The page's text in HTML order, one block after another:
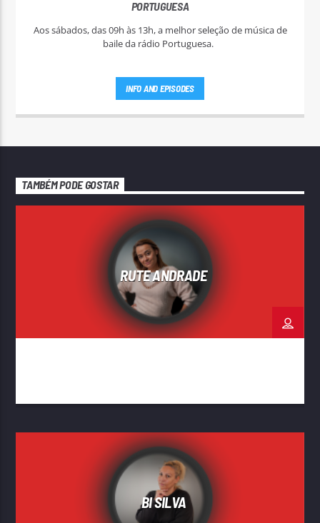
PORTUGUESA
Aos sábados, das 09h às 13h, a melhor seleção de música de
INFO AND EPISODES
TAMBÉM PODE GOSTAR
RUTE ANDRADE
BI SILVA